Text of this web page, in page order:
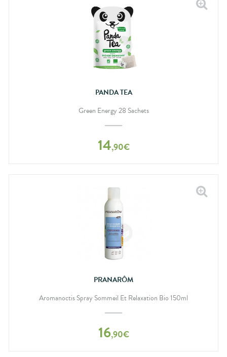
PANDA TEA
Green Energy 28 Sachets
14,90€
PRANARÔM
Aromanoctis Spray Sommeil Et Relaxation Bio 150ml
16,90€